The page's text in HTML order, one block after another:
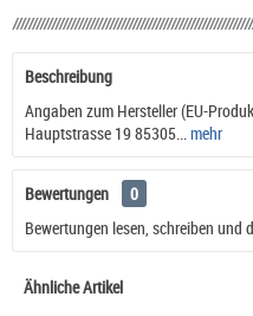
Beschreibung
Angaben zum Hersteller (EU-
Hauptstrasse 19 85305...
mehr
Bewertungen
0
Bewertungen lesen, schreiben und
Ähnliche Artikel